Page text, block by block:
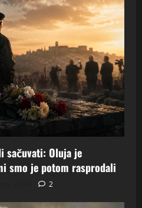
sačuvati: Oluja je
smo je potom rasprodali
2